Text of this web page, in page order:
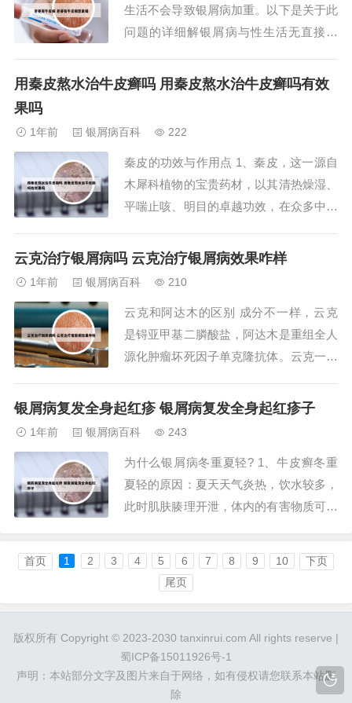
力。2、中国古...
生活不会导致银屑病加重。以下是关于此
问题的详细解银屑病与性生活无直接关
化也不会因为性行为而受到影响。因此，
病具有一定的遗传倾向，家族中有银屑病
病史的人患病...
用秦皮熬水治牛皮癣吗 用秦皮熬水治牛皮癣吗有效
果吗
1年前 银屑病百科 222
秦皮的功效与作用点 1、秦皮，这一源自
木犀科植物的宝贵药材，以其清热燥湿、
平喘止咳、明目的卓越功效，在众多中医
菌性痢疾、肠炎等炎症疾病，还能有效缓
不适，以及牛皮癣等顽固皮肤病，同样有
着显著的治...
云克治疗银屑病吗 云克治疗银屑病效果咋样
1年前 银屑病百科 210
云克和阿达木的区别 成分不一样，云克
是锝亚甲基二膦酸盐，阿达木是重组全人
源化肿瘤坏死因子单克隆抗体。云克一般
起到消炎镇痛的作用。云克是一种名为锝
疫力的日常理解不同，云克旨在抑制免疫
功能过度，从...
银屑病复发全身起红疹 银屑病复发全身起红疹子
1年前 银屑病百科 243
为什么银屑病冬重夏轻? 1、牛皮癣冬重
夏轻的原因：夏天天气炎热，饮水较多，
此时肌肤腠理开泄，体内的有害物质可以
堆积，这些诱发因素被消灭以后，牛皮癣
加重和复发的几率下降许多；夏季是火
季，可以使心脏的主血脉经络气血运行比
收，随气血经络...
首页 1 2 3 4 5 6 7 8 9 10
下页
尾页
版权所有 Copyright © 2023-2030 tanxinrui.com All rights reserve |
蜀ICP备15011926号-1
声明：本站部分文字及图片来自于网络，如有侵权请您联系本站删
除